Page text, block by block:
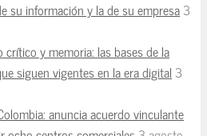
su información y la de su empresa3
crítico y memoria: las bases de la
siguen vigentes en la era digital 3
anuncia acuerdo vinculante